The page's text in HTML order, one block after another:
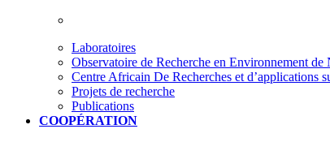
Laboratoires
Observatoire de Recherche en Environnement
Centre Africain De Recherches et d’applications
Projets de recherche
Publications
COOPÉRATION